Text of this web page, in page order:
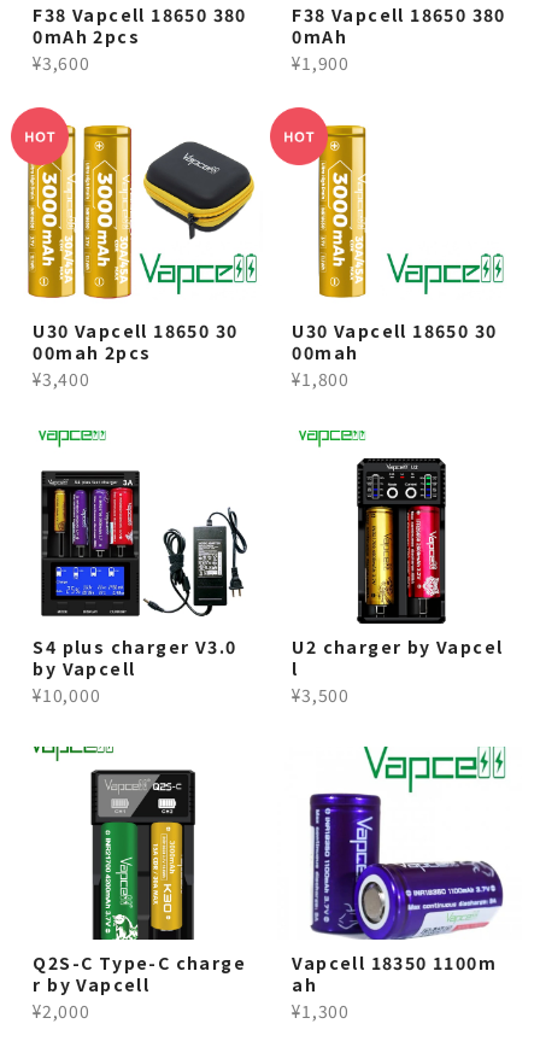
F38 Vapcell 18650 380
0mAh 2pcs
¥3,600
F38 Vapcell 18650 380
0mAh
¥1,900
U30 Vapcell 18650 30
00mah 2pcs
¥3,400
U30 Vapcell 18650 30
00mah
¥1,800
S4 plus charger V3.0
by Vapcell
¥10,000
U2 charger by Vapcel
l
¥3,500
Q2S-C Type-C charge
r by Vapcell
¥2,000
Vapcell 18350 1100m
ah
¥1,300